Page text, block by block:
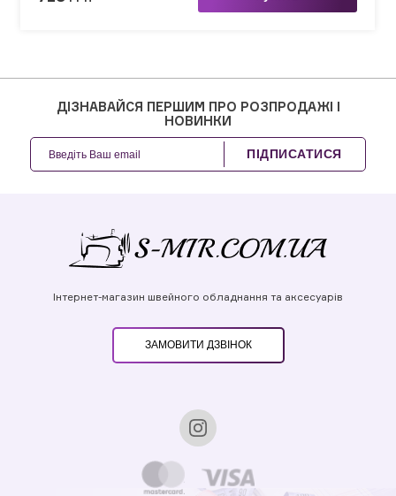
ДІЗНАВАЙСЯ ПЕРШИМ ПРО РОЗПРОДАЖІ І
НОВИНКИ
ПІДПИСАТИСЯ
Інтернет-магазин швейного обладнання та аксесуарів
ЗАМОВИТИ ДЗВІНОК